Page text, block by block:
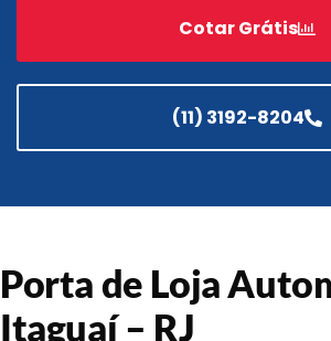
Enrolar
Portão
Enrolar
Aldeia – RJ
Portão
Enrolar
Cotar Grátis
(11) 3192-8204
Porta de Loja
Itaguaí – RJ